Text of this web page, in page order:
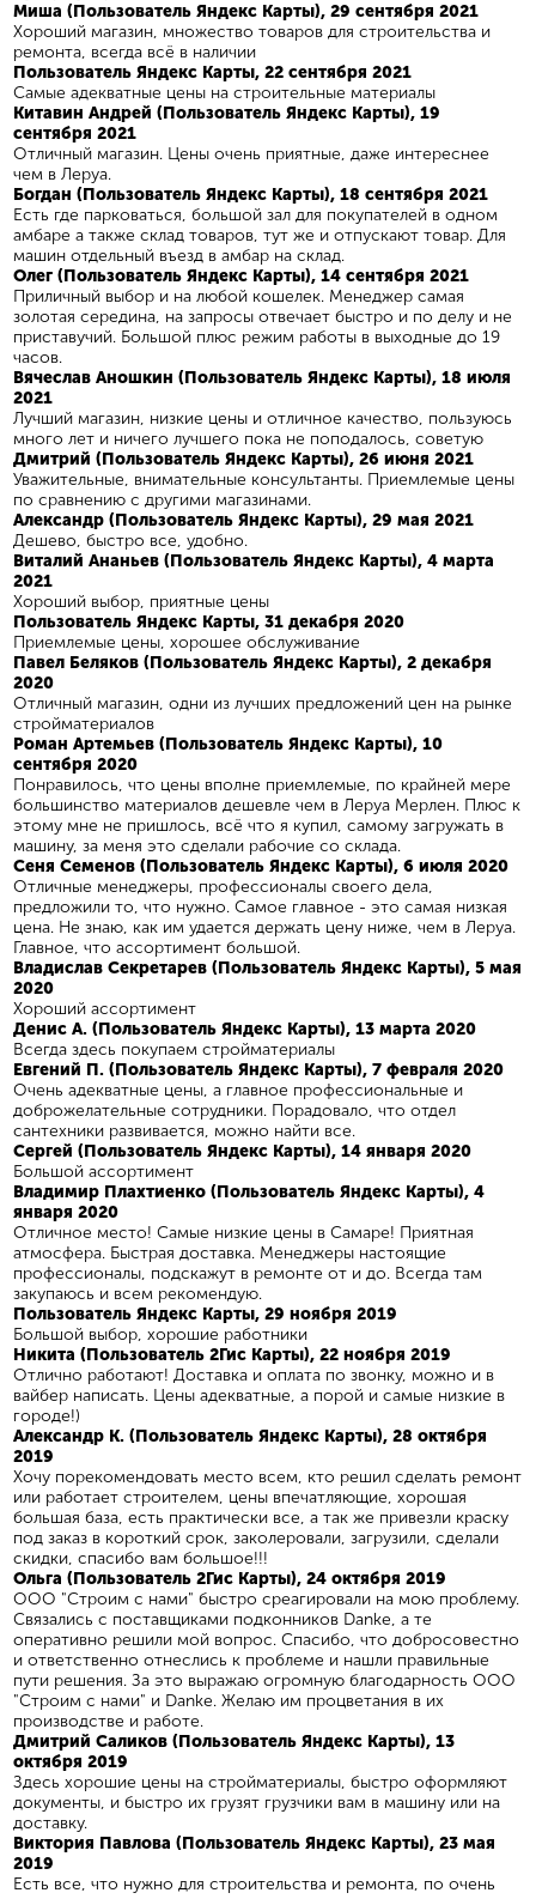
Миша (Пользователь Яндекс Карты), 29 сентября 2021
Хороший магазин, множество товаров для строительства и
ремонта, всегда всё в наличии
Пользователь Яндекс Карты, 22 сентября 2021
Самые адекватные цены на строительные материалы
Китавин Андрей (Пользователь Яндекс Карты), 19
сентября 2021
Отличный магазин. Цены очень приятные, даже интереснее
чем в Леруа.
Богдан (Пользователь Яндекс Карты), 18 сентября 2021
Есть где парковаться, большой зал для покупателей в одном
амбаре а также склад товаров, тут же и отпускают товар. Для
машин отдельный въезд в амбар на склад.
Олег (Пользователь Яндекс Карты), 14 сентября 2021
Приличный выбор и на любой кошелек. Менеджер самая
золотая середина, на запросы отвечает быстро и по делу и не
приставучий. Большой плюс режим работы в выходные до 19
часов.
Вячеслав Аношкин (Пользователь Яндекс Карты), 18 июля
2021
Лучший магазин, низкие цены и отличное качество, пользуюсь
много лет и ничего лучшего пока не поподалось, советую
Дмитрий (Пользователь Яндекс Карты), 26 июня 2021
Уважительные, внимательные консультанты. Приемлемые цены
по сравнению с другими магазинами.
Александр (Пользователь Яндекс Карты), 29 мая 2021
Дешево, быстро все, удобно.
Виталий Ананьев (Пользователь Яндекс Карты), 4 марта
2021
Хороший выбор, приятные цены
Пользователь Яндекс Карты, 31 декабря 2020
Приемлемые цены, хорошее обслуживание
Павел Беляков (Пользователь Яндекс Карты), 2 декабря
2020
Отличный магазин, одни из лучших предложений цен на рынке
стройматериалов
Роман Артемьев (Пользователь Яндекс Карты), 10
сентября 2020
Понравилось, что цены вполне приемлемые, по крайней мере
большинство материалов дешевле чем в Леруа Мерлен. Плюс к
этому мне не пришлось, всё что я купил, самому загружать в
машину, за меня это сделали рабочие со склада.
Сеня Семенов (Пользователь Яндекс Карты), 6 июля 2020
Отличные менеджеры, профессионалы своего дела,
предложили то, что нужно. Самое главное - это самая низкая
цена. Не знаю, как им удается держать цену ниже, чем в Леруа.
Главное, что ассортимент большой.
Владислав Секретарев (Пользователь Яндекс Карты), 5 мая
2020
Хороший ассортимент
Денис А. (Пользователь Яндекс Карты), 13 марта 2020
Всегда здесь покупаем стройматериалы
Евгений П. (Пользователь Яндекс Карты), 7 февраля 2020
Очень адекватные цены, а главное профессиональные и
доброжелательные сотрудники. Порадовало, что отдел
сантехники развивается, можно найти все.
Сергей (Пользователь Яндекс Карты), 14 января 2020
Большой ассортимент
Владимир Плахтиенко (Пользователь Яндекс Карты), 4
января 2020
Отличное место! Самые низкие цены в Самаре! Приятная
атмосфера. Быстрая доставка. Менеджеры настоящие
профессионалы, подскажут в ремонте от и до. Всегда там
закупаюсь и всем рекомендую.
Пользователь Яндекс Карты, 29 ноября 2019
Большой выбор, хорошие работники
Никита (Пользователь 2Гис Карты), 22 ноября 2019
Отлично работают! Доставка и оплата по звонку, можно и в
вайбер написать. Цены адекватные, а порой и самые низкие в
городе!)
Александр К. (Пользователь Яндекс Карты), 28 октября
2019
Хочу порекомендовать место всем, кто решил сделать ремонт
или работает строителем, цены впечатляющие, хорошая
большая база, есть практически все, а так же привезли краску
под заказ в короткий срок, заколеровали, загрузили, сделали
скидки, спасибо вам большое!!!
Ольга (Пользователь 2Гис Карты), 24 октября 2019
ООО "Строим с нами" быстро среагировали на мою проблему.
Связались с поставщиками подконников Danke, а те
оперативно решили мой вопрос. Спасибо, что добросовестно
и ответственно отнеслись к проблеме и нашли правильные
пути решения. За это выражаю огромную благодарность ООО
"Строим с нами" и Danke. Желаю им процветания в их
производстве и работе.
Дмитрий Саликов (Пользователь Яндекс Карты), 13
октября 2019
Здесь хорошие цены на стройматериалы, быстро оформляют
документы, и быстро их грузят грузчики вам в машину или на
доставку.
Виктория Павлова (Пользователь Яндекс Карты), 23 мая
2019
Есть все, что нужно для строительства и ремонта, по очень